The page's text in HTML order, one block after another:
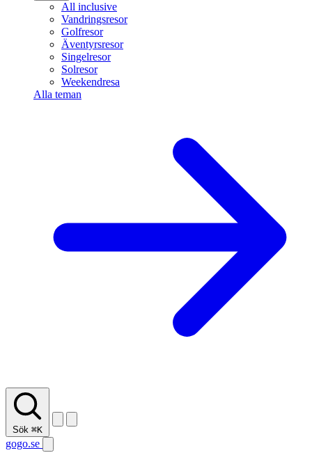
All inclusive
Vandringsresor
Golfresor
Äventyrsresor
Singelresor
Solresor
Weekendresa
Alla teman
Sök ⌘K
gogo.se